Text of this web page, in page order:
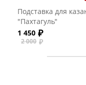
Подставка для
"Пахтагуль"
1 450
2 000